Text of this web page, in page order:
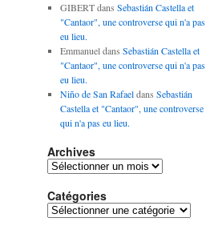
GIBERTdans Sebastián Castella et
"Cantaor", une controverse qui n'a pas
eu lieu.
Emmanueldans Sebastián Castella et
"Cantaor", une controverse qui n'a pas
eu lieu.
Niño de San Rafaeldans Sebastián
Castella et "Cantaor", une controverse
qui n'a pas eu lieu.
Archives
Archives
Catégories
Catégories